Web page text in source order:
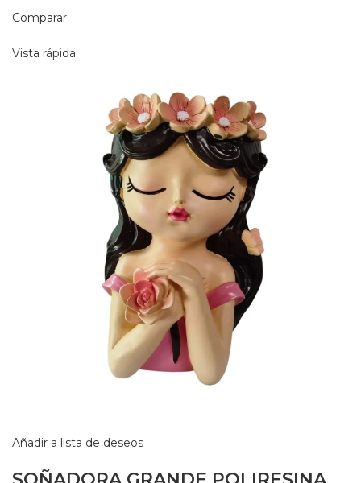
Comparar
Vista rápida
Añadir a lista de deseos